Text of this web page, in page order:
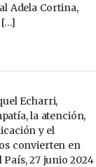
Adela Cortina,
[…]
Echarri,
la atención,
y el
convierten en
País, 27 junio 2024